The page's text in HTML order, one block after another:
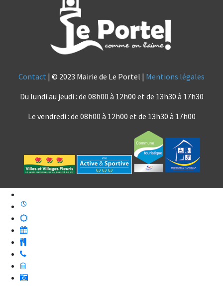
Contact | © 2023 Mairie de Le Portel | Mentions légales
Du lundi au jeudi : de 08h00 à 12h00 et de 13h30 à 17h30
Le vendredi : de 08h00 à 12h00 et de 13h30 à 17h00